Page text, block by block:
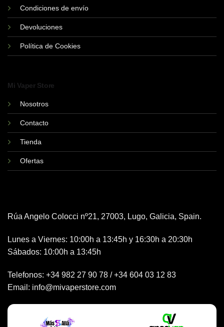
Condiciones de envío
Devoluciones
Política de Cookies
Mi Vaper Store
Nosotros
Contacto
Tienda
Ofertas
Rúa Angelo Colocci nº21, 27003, Lugo, Galicia, Spain.
Lunes a Viernes: 10:00h a 13:45h y 16:30h a 20:30h
Sábados: 10:00h a 13:45h
Telefonos: +34 982 27 90 78 /+34 604 03 12 83
Email: info@mivaperstore.com